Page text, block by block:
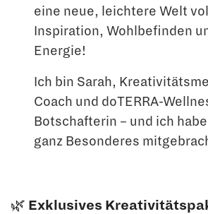
eine neue, leichtere Welt
Inspiration, Wohlbefinden
Energie!
Ich bin Sarah,
Coach und doTERRA-
Botschafterin – und ich
ganz Besonderes
🌿 Exklusives